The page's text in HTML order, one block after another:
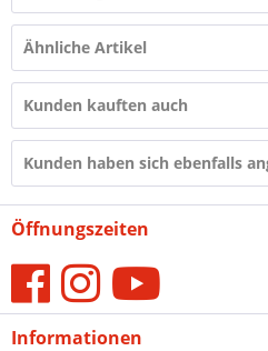
Ähnliche Artikel
Kunden kauften auch
Kunden haben sich ebenfalls
Öffnungszeiten
Informationen